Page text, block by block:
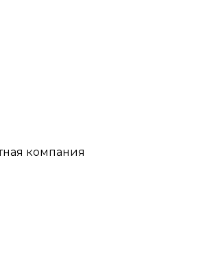
компания